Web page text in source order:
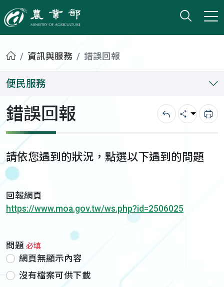
農業部
打開
小版
首頁資訊與服務 錯誤回報
便民服務
錯誤回報 回上一頁
分享 列
請依您遇到的狀況，點選以下遇到的問題
回報網頁
https://www.moa.gov.tw/ws.php?id=2506025
問題 必填
網頁無顯示內容
沒有檔案可供下載